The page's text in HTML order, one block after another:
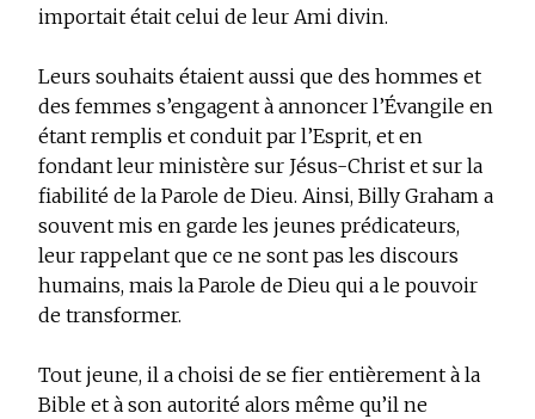
importait était celui de leur Ami divin.
Leurs souhaits étaient aussi que des hommes et
des femmes s’engagent à annoncer l’Évangile en
étant remplis et conduit par l’Esprit, et en
fondant leur ministère sur Jésus-Christ et sur la
fiabilité de la Parole de Dieu. Ainsi, Billy Graham a
souvent mis en garde les jeunes prédicateurs,
leur rappelant que ce ne sont pas les discours
humains, mais la Parole de Dieu qui a le pouvoir
de transformer.
Tout jeune, il a choisi de se fier entièrement à la
Bible et à son autorité alors même qu’il ne